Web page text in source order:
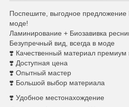
Поспешите, выгодное предложение
моде!
Ламинирование + Биозавивка
Безупречный вид, всегда в моде
❣️ Качественный материал премиум
❣️ Доступная цена
❣️ Опытный мастер
❣️ Большой выбор материала
❣️ Удобное местонахождение